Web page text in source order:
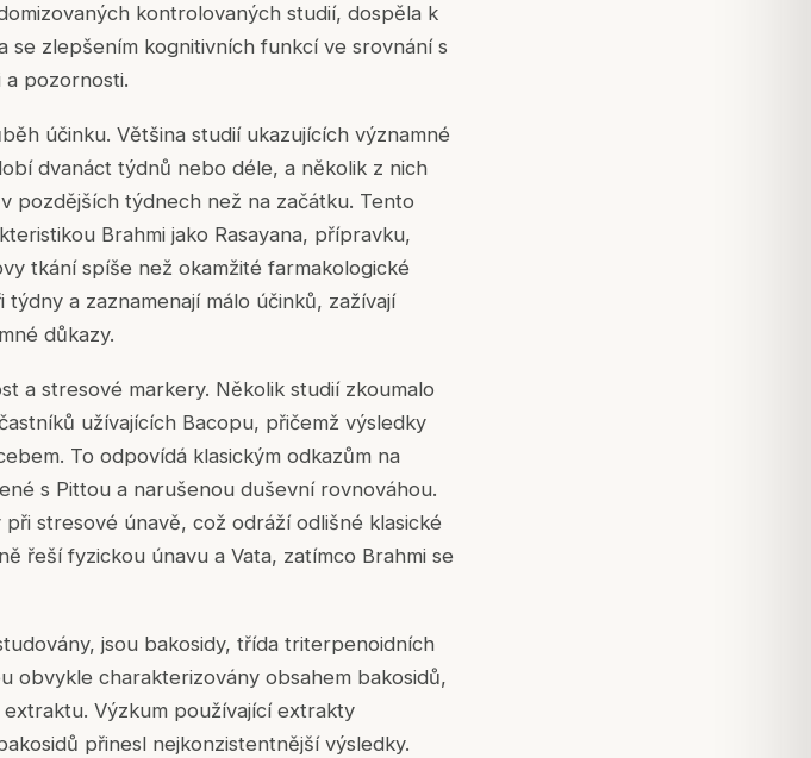
kontrolovaných studií, dospěla k
se zlepšením kognitivních funkcí ve srovnání s
pozornosti.
účinku. Většina studií ukazujících významné
dvanáct týdnů nebo déle, a několik z nich
pozdějších týdnech než na začátku. Tento
Brahmi jako Rasayana, přípravku,
tkání spíše než okamžité farmakologické
a zaznamenají málo účinků, zažívají
důkazy.
a stresové markery. Několik studií zkoumalo
užívajících Bacopu, přičemž výsledky
To odpovídá klasickým odkazům na
s Pittou a narušenou duševní rovnováhou.
stresové únavě, což odráží odlišné klasické
řeší fyzickou únavu a Vata, zatímco Brahmi se
jsou bakosidy, třída triterpenoidních
obvykle charakterizovány obsahem bakosidů,
Výzkum používající extrakty
přinesl nejkonzistentnější výsledky.